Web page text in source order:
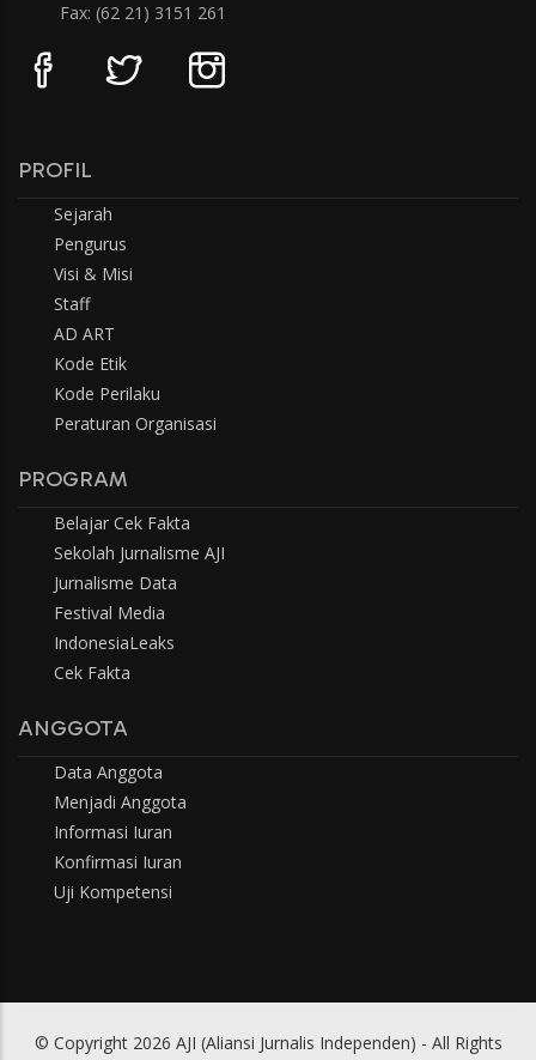
Fax: (62 21) 3151 261
PROFIL
Sejarah
Pengurus
Visi & Misi
Staff
AD ART
Kode Etik
Kode Perilaku
Peraturan Organisasi
PROGRAM
Belajar Cek Fakta
Sekolah Jurnalisme AJI
Jurnalisme Data
Festival Media
IndonesiaLeaks
Cek Fakta
ANGGOTA
Data Anggota
Menjadi Anggota
Informasi Iuran
Konfirmasi Iuran
Uji Kompetensi
© Copyright 2026 AJI (Aliansi Jurnalis Independen) - All Rights